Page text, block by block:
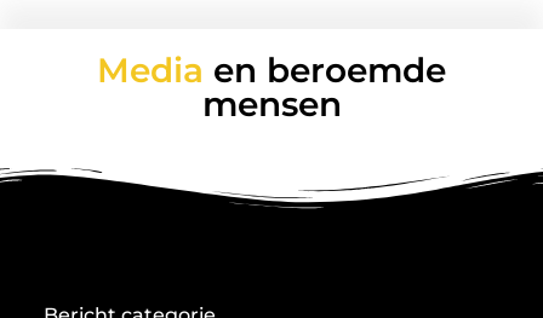
Media en beroemde
mensen